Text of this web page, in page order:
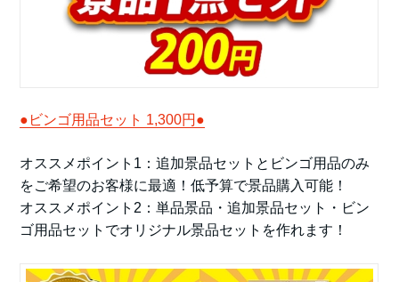
●ビンゴ用品セット 1,300円●
オススメポイント1：追加景品セットとビンゴ用品のみ
をご希望のお客様に最適！低予算で景品購入可能！
オススメポイント2：単品景品・追加景品セット・ビン
ゴ用品セットでオリジナル景品セットを作れます！